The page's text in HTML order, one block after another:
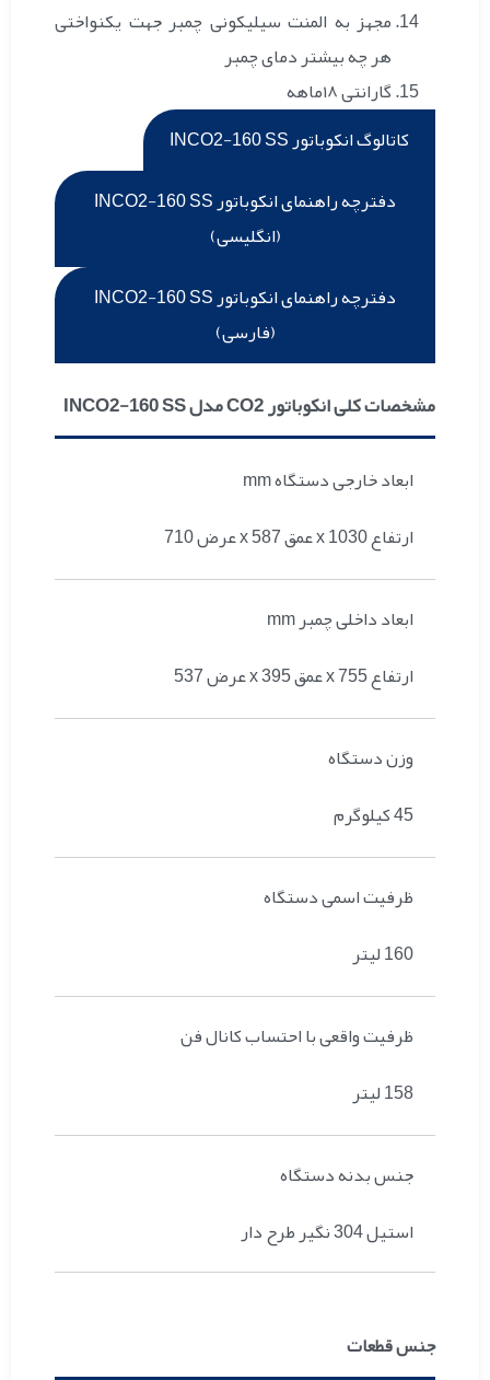
مجهز به المنت سیلیکونی چمبر جهت یکنواختی
هر چه بیشتر دمای چمبر
گارانتی ۱۸ماهه
کاتالوگ انکوباتور INCO2-160 SS
دفترچه راهنمای انکوباتور INCO2-160 SS
(انگلیسی)
دفترچه راهنمای انکوباتور INCO2-160 SS
(فارسی)
مشخصات کلی انکوباتور CO2 مدل INCO2-160 SS
ابعاد خارجی دستگاه mm
عرض 710 x عمق 587 x ارتفاع 1030
ابعاد داخلی چمبر mm
عرض 537 x عمق 395 x ارتفاع 755
وزن دستگاه
45 کیلوگرم
ظرفیت اسمی دستگاه
160 لیتر
ظرفیت واقعی با احتساب کانال فن
158 لیتر
جنس بدنه دستگاه
استیل 304 نگیر طرح دار
جنس قطعات